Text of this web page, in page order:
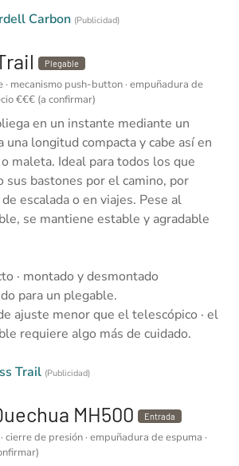
Carbon (Publicidad)
Plegable
mecanismo push-button · empuñadura de
€€€ (a confirmar)
en un instante mediante un
longitud compacta y cabe así en
maleta. Ideal para todos los que
sus bastones por el camino, por
escalada o en viajes. Pese al
se mantiene estable y agradable
· montado y desmontado
para un plegable.
ajuste menor que el telescópico · el
requiere algo más de cuidado.
Trail (Publicidad)
MH500 Entrada
cierre de presión · empuñadura de espuma ·